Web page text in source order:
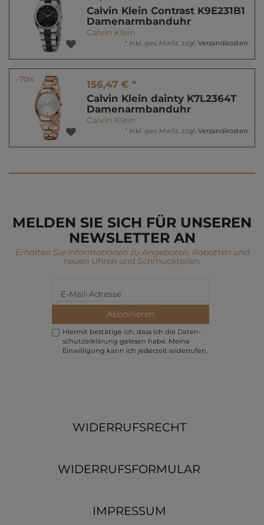
Calvin Klein Contrast K9E231B1
Damenarmbanduhr
Calvin Klein
* inkl. ges. MwSt. zzgl. Versandkosten
-70%
156,47 € *
Calvin Klein dainty K7L2364T
Damenarmbanduhr
Calvin Klein
* inkl. ges. MwSt. zzgl. Versandkosten
MELDEN SIE SICH FÜR UNSEREN
NEWSLETTER AN
Erhalten Sie Informationen zu Angeboten, Rabatten und
neuen Uhren und Schmuckteilen.
Abonnieren
Hiermit bestätige ich, dass ich die Daten­
schutz­erklärung gelesen habe. Meine
Einwilligung kann ich jederzeit widerrufen.
WIDERRUFSRECHT
WIDERRUFSFORMULAR
IMPRESSUM